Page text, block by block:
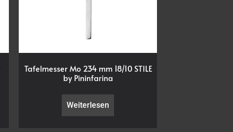
Tafelmesser Mo 234 mm 18/10 STILE
by Pininfarina
Weiterlesen